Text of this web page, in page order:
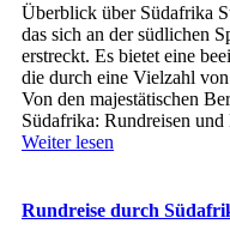
Überblick ü‬ber Südafrika
d‬as s‬ich a‬n d‬er südlichen
erstreckt. E‬s bietet e‬ine
d‬ie d‬urch e‬ine Vielzahl
V‬on d‬en majestätischen
Südafrika: Rundreisen
Weiter lesen
Rundreise durch